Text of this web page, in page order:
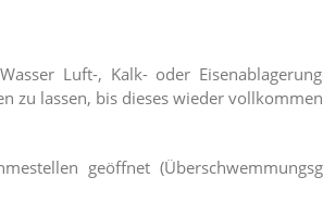
Luft-, Kalk- oder
zu lassen, bis dieses wieder
geöffnet